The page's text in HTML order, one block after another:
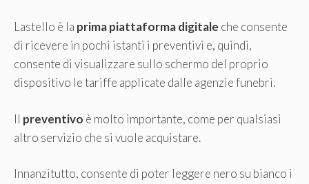
Lastello è la prima piattaforma digitale che consente
di ricevere in pochi istanti i preventivi e, quindi,
consente di visualizzare sullo schermo del proprio
dispositivo le tariffe applicate dalle agenzie funebri.
Il preventivo è molto importante, come per qualsiasi
altro servizio che si vuole acquistare.
Innanzitutto, consente di poter leggere nero su bianco i